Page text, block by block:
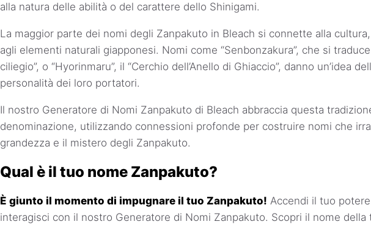
alla natura delle abilità o del carattere dello Shinigami.
La maggior parte dei nomi degli Zanpakuto in Bleach si connette alla
agli elementi naturali giapponesi. Nomi come “Senbonzakura”, che si
ciliegio”, o “Hyorinmaru”, il “Cerchio dell’Anello di Ghiaccio”, danno un’idea
personalità dei loro portatori.
Il nostro Generatore di Nomi Zanpakuto di Bleach abbraccia questa
denominazione, utilizzando connessioni profonde per costruire nomi che
grandezza e il mistero degli Zanpakuto.
Qual è il tuo nome Zanpakuto?
È giunto il momento di impugnare il tuo Zanpakuto! Accendi il tuo
interagisci con il nostro Generatore di Nomi Zanpakuto. Scopri il nome della